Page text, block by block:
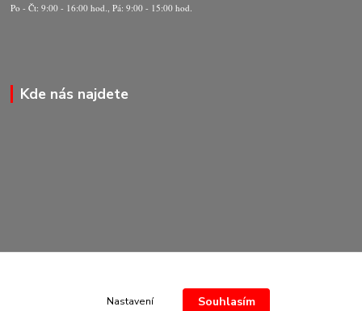
Po - Čt: 9:00 - 16:00 hod., Pá: 9:00 - 15:00 hod.
Kde nás najdete
Nastavení Souhlasím